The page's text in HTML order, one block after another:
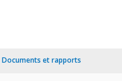
Documents et rapports